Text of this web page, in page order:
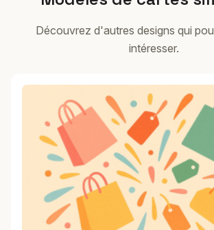
Découvrez d'autres designs qui
intéresser.